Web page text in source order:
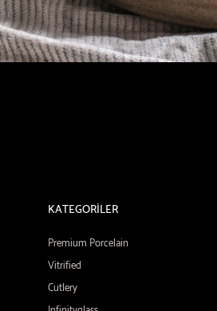
KATEGORİLER
Premium Porcelain
Vitrified
Cutlery